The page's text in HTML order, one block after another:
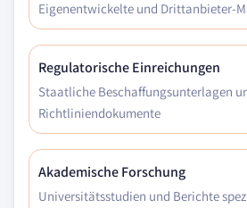
Eigenentwickelte und Drittanbieter-
Regulatorische Einreichungen
Staatliche Beschaffungsunterlagen
Richtliniendokumente
Akademische Forschung
Universitätsstudien und Berichte